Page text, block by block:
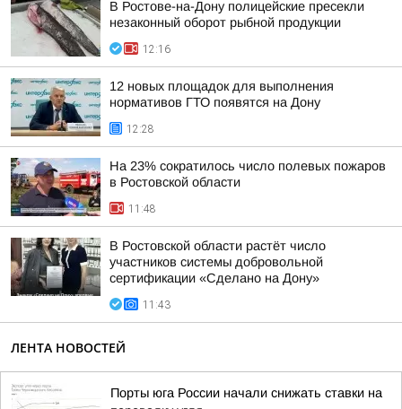
В Ростове-на-Дону полицейские пресекли
незаконный оборот рыбной продукции
12:16
12 новых площадок для выполнения
нормативов ГТО появятся на Дону
12:28
На 23% сократилось число полевых пожаров
в Ростовской области
11:48
В Ростовской области растёт число
участников системы добровольной
сертификации «Сделано на Дону»
11:43
ЛЕНТА НОВОСТЕЙ
Порты юга России начали снижать ставки на